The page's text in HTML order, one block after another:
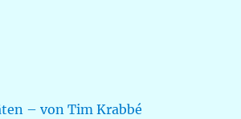
– von Tim Krabbé